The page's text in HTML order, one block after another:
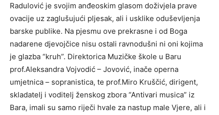
Radulović je svojim anđeoskim glasom doživjela prave
ovacije uz zaglušujući pljesak, ali i usklike oduševljenja
barske publike. Na pjesmu ove prekrasne i od Boga
nadarene djevojčice nisu ostali ravnodušni ni oni kojima
je glazba “kruh”. Direktorica Muzičke škole u Baru
prof.Aleksandra Vojvodić – Jovović, inače operna
umjetnica – sopranistica, te prof.Miro Kruščić, dirigent,
skladatelj i voditelj ženskog zbora “Antivari musica” iz
Bara, imali su samo riječi hvale za nastup male Vjere, ali i